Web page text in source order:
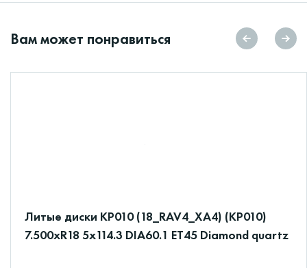
Вам может понравиться
Литые диски КР010 (18_RAV4_XA4) (КР010)
7.500xR18 5x114.3 DIA60.1 ET45 Diamond quartz